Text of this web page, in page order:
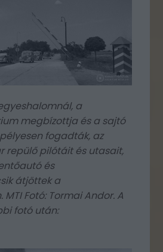
a
megbízottja és a sajtó
fogadták, az
repülő pilótáit és utasait,
és
átjöttek a
Fotó: Tormai Andor. A
fotó után: